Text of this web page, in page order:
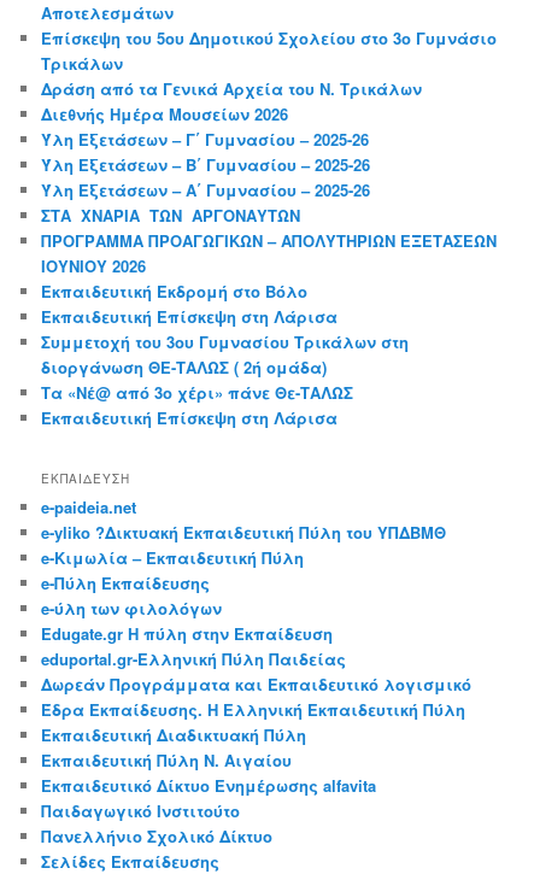
Αποτελεσμάτων
Επίσκεψη του 5ου Δημοτικού Σχολείου στο 3ο Γυμνάσιο
Τρικάλων
Δράση από τα Γενικά Αρχεία του Ν. Τρικάλων
Διεθνής Ημέρα Μουσείων 2026
Ύλη Εξετάσεων – Γ΄ Γυμνασίου – 2025-26
Ύλη Εξετάσεων – Β΄ Γυμνασίου – 2025-26
Ύλη Εξετάσεων – Α΄ Γυμνασίου – 2025-26
ΣΤΑ ΧΝΑΡΙΑ ΤΩΝ ΑΡΓΟΝΑΥΤΩΝ
ΠΡΟΓΡΑΜΜΑ ΠΡΟΑΓΩΓΙΚΩΝ – ΑΠΟΛΥΤΗΡΙΩΝ ΕΞΕΤΑΣΕΩΝ
ΙΟΥΝΙΟΥ 2026
Εκπαιδευτική Εκδρομή στο Βόλο
Εκπαιδευτική Επίσκεψη στη Λάρισα
Συμμετοχή του 3ου Γυμνασίου Τρικάλων στη
διοργάνωση ΘΕ-ΤΑΛΩΣ ( 2ή ομάδα)
Τα «Νέ@ από 3ο χέρι» πάνε Θε-ΤΑΛΩΣ
Εκπαιδευτική Επίσκεψη στη Λάρισα
ΕΚΠΑΙΔΕΥΣΗ
e-paideia.net
e-yliko ?Δικτυακή Εκπαιδευτική Πύλη του ΥΠΔΒΜΘ
e-Κιμωλία – Εκπαιδευτική Πύλη
e-Πύλη Εκπαίδευσης
e-ύλη των φιλολόγων
Edugate.gr Η πύλη στην Εκπαίδευση
eduportal.gr-Ελληνική Πύλη Παιδείας
Δωρεάν Προγράμματα και Εκπαιδευτικό λογισμικό
Έδρα Εκπαίδευσης. Η Ελληνική Εκπαιδευτική Πύλη
Εκπαιδευτική Διαδικτυακή Πύλη
Εκπαιδευτική Πύλη Ν. Αιγαίου
Εκπαιδευτικό Δίκτυο Ενημέρωσης alfavita
Παιδαγωγικό Ινστιτούτο
Πανελλήνιο Σχολικό Δίκτυο
Σελίδες Εκπαίδευσης